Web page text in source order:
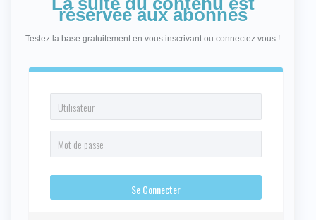
réservée aux abonnés
Testez la base gratuitement en vous inscrivant ou connectez vous !